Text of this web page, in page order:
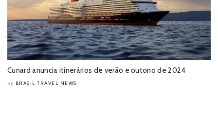
Cunard anuncia itinerários de verão e outono de 2024
by BRASIL TRAVEL NEWS